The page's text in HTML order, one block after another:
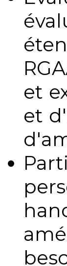
et
et